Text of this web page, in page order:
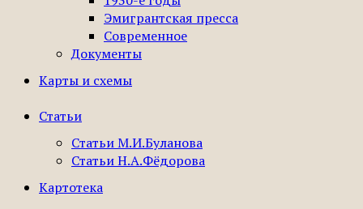
Эмигрантская пресса
Современное
Документы
Карты и схемы
Статьи
Статьи М.И.Буланова
Статьи Н.А.Фёдорова
Картотека